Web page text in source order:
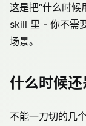
这是把“什么时
skill 里 - 你不需
场景。
什么时候
不能一刀切的几